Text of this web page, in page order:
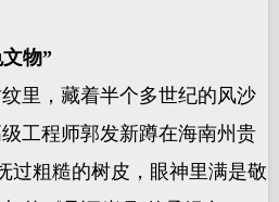
物”
，藏着半个多世纪的风沙
工程师郭发新蹲在海南州贵
过粗糙的树皮，眼神里满是敬